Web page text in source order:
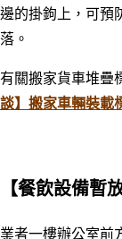
邊的掛鉤上，可預
落。
有關搬家貨車堆疊
談】搬家車輛裝載
【餐飲設備暫
業者一樓辦公室前